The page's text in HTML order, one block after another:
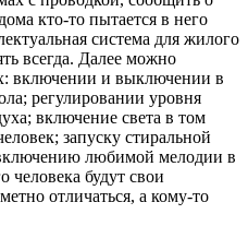
кто-то пытается в него
система для жилого
всегда. Далее можно
включении и выключении в
регулировании уровня
включение света в том
запуску стиральной
любимой мелодии в
человека будут свои
отличаться, а кому-то